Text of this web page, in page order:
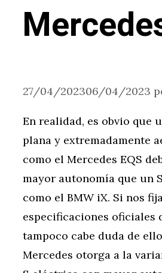
27/04/202306/04/2023
En realidad, es obvio que
plana y extremadamente
como el Mercedes EQS
mayor autonomía que un
como el BMW iX. Si nos
especificaciones oficiales
tampoco cabe duda de
Mercedes otorga a la